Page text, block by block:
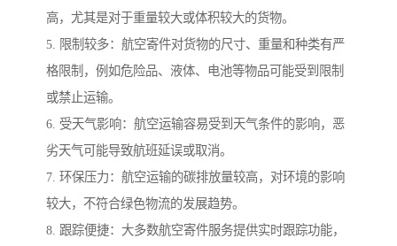
高，尤其是对于重量较大或体积较大的货物。
5. 限制较多：航空寄件对货物的尺寸、重量和种类有严
格限制，例如危险品、液体、电池等物品可能受到限制
或禁止运输。
6. 受天气影响：航空运输容易受到天气条件的影响，恶
劣天气可能导致航班延误或取消。
7. 环保压力：航空运输的碳排放量较高，对环境的影响
较大，不符合绿色物流的发展趋势。
8. 跟踪便捷：大多数航空寄件服务提供实时跟踪功能，